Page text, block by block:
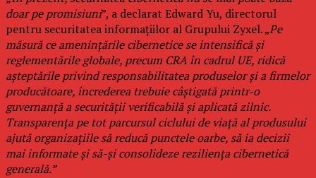
doar pe promisiuni”, a declarat Edward Yu, directorul
pentru securitatea informațiilor al Grupului Zyxel. „Pe
măsură ce amenințările cibernetice se intensifică și
reglementările globale, precum CRA în cadrul UE, ridică
așteptările privind responsabilitatea produselor și a firmelor
producătoare, încrederea trebuie câștigată printr-o
guvernanță a securității verificabilă și aplicată zilnic.
Transparența pe tot parcursul ciclului de viață al produsului
ajută organizațiile să reducă punctele oarbe, să ia decizii
mai informate și să-și consolideze reziliența cibernetică
generală.”